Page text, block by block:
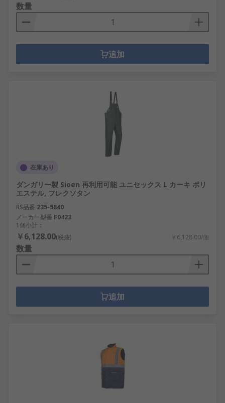
数量
追加
在庫あり
ダンガリー製 Sioen 再利用可能 ユニセックス L カーキ ポリ
エステル, フレクソタン
RS品番 235-5840
メーカー型番 F0423
1個小計：
￥6,128.00(税抜) ￥6,128.00/個
数量
追加